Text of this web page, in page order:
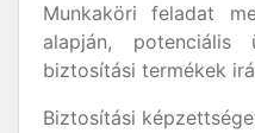
Munkaköri feladat
alapján, potenciális
biztosítási termékek
Biztosítási